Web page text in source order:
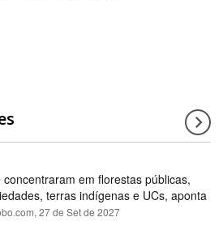
em florestas públicas,
terras indígenas e UCs, aponta
27 de Set de 2027